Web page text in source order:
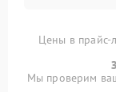
Цены в прайс-
Мы проверим